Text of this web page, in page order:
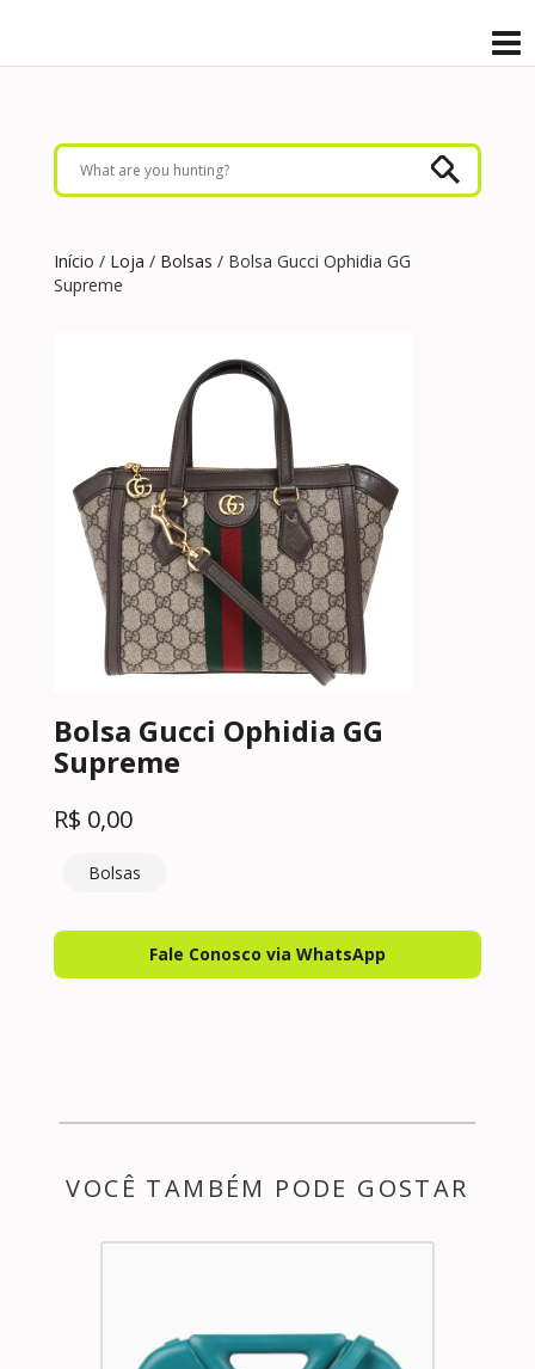
Início / Loja / Bolsas / Bolsa Gucci Ophidia GG
Supreme
Bolsa Gucci Ophidia GG
Supreme
R$ 0,00
Bolsas
Fale Conosco via WhatsApp
VOCÊ TAMBÉM PODE GOSTAR